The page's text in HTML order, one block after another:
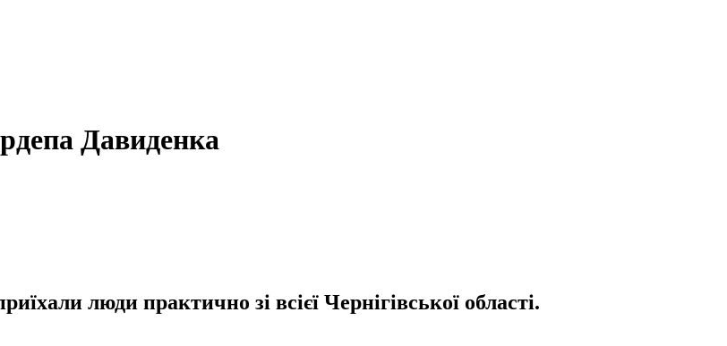
Давиденка
люди практично зі всієї Чернігівської області.